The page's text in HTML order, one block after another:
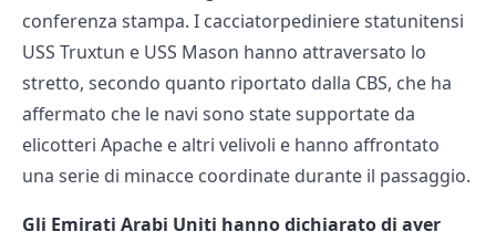
conferenza stampa. I cacciatorpediniere statunitensi
USS Truxtun e USS Mason hanno attraversato lo
stretto, secondo quanto riportato dalla CBS, che ha
affermato che le navi sono state supportate da
elicotteri Apache e altri velivoli e hanno affrontato
una serie di minacce coordinate durante il passaggio.
Gli Emirati Arabi Uniti hanno dichiarato di aver